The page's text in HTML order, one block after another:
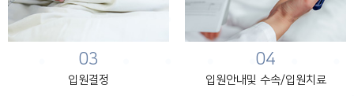
03
입원결정
04
입원안내및 수속/입원치료